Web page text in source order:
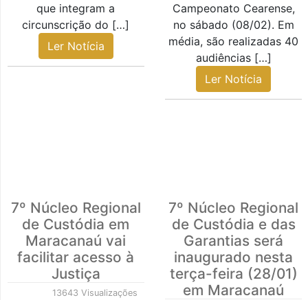
que integram a
circunscrição do […]
Ler Notícia
Campeonato Cearense,
no sábado (08/02). Em
média, são realizadas 40
audiências […]
Ler Notícia
7º Núcleo Regional
de Custódia em
Maracanaú vai
facilitar acesso à
Justiça
13643 Visualizações
7º Núcleo Regional
de Custódia e das
Garantias será
inaugurado nesta
terça-feira (28/01)
em Maracanaú